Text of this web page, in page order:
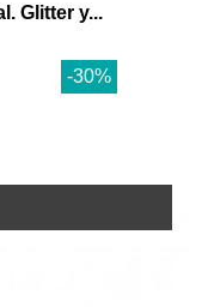
Glitter y...
-30%